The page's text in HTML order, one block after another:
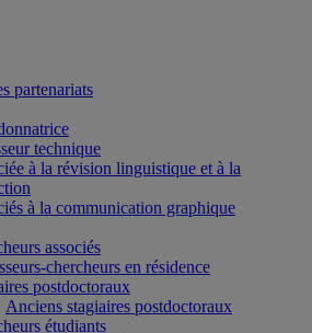
partenariats
technique
à la révision linguistique et à la
à la communication graphique
associés
chercheurs en résidence
postdoctoraux
Anciens stagiaires postdoctoraux
étudiants